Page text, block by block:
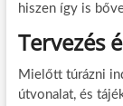
hiszen így is
Tervezés
Mielőtt túrázni
útvonalat, és